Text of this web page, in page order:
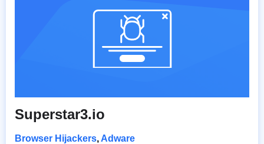
Superstar3.io
Browser Hijackers, Adware